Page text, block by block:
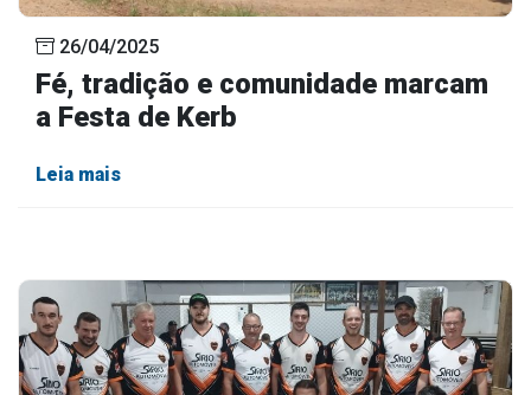
26/04/2025
Fé, tradição e comunidade marcam
a Festa de Kerb
Leia mais